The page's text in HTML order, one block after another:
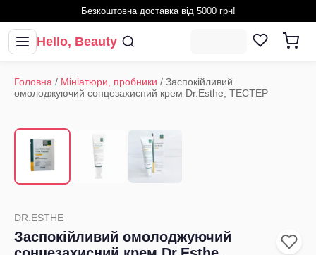
Безкоштовна доставка від 5000 грн!
Hello, Beauty
Головна / Мініатюри, пробники / Заспокійливий
омолоджуючий сонцезахисний крем Dr.Esthe, ТЕСТЕР
3
DR.ESTHE
Заспокійливий омолоджуючий